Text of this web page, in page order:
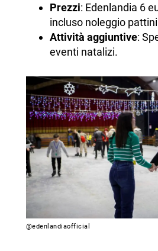
Prezzi: Edenlandia 6
incluso noleggio pattini
Attività aggiuntive:
eventi natalizi.
@edenlandiaofficial